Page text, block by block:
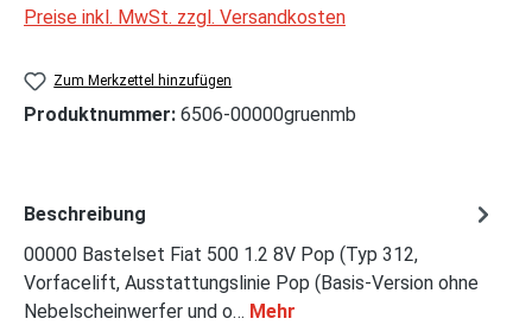
Preise inkl. MwSt. zzgl. Versandkosten
Zum Merkzettel hinzufügen
Produktnummer: 6506-00000gruenmb
Beschreibung
00000 Bastelset Fiat 500 1.2 8V Pop (Typ 312,
Vorfacelift, Ausstattungslinie Pop (Basis-Version ohne
Nebelscheinwerfer und o… Mehr